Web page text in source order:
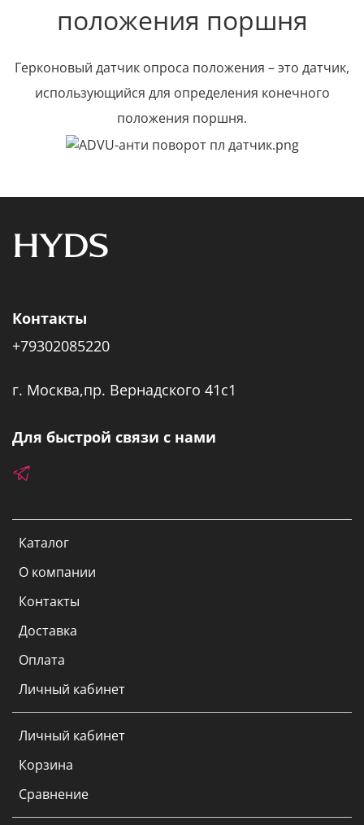
положения поршня
Герконовый датчик опроса положения – это датчик,
использующийся для определения конечного
положения поршня.
Каталог
О компании
Контакты
Доставка
Оплата
Личный кабинет
Личный кабинет
Корзина
Сравнение
Контакты
+79302085220
г. Москва,пр. Вернадского 41с1
Для быстрой связи с нами